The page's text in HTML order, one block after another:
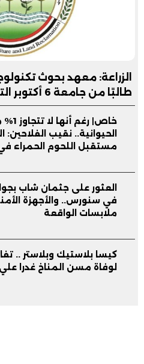
طالبًا من جامعة 6 أكتوبر التكنولوجية لسوق العمل
خاص|
الحيوانية.. نقيب الفلاحين:
مستقبل اللحوم الحمراء
العثور على جثمان شاب
في سنورس.. والأجهزة
ملابسات الواقعة
كيسا بلاستيك وبلاستر ..
لوفاة مسن المناخ غدرا